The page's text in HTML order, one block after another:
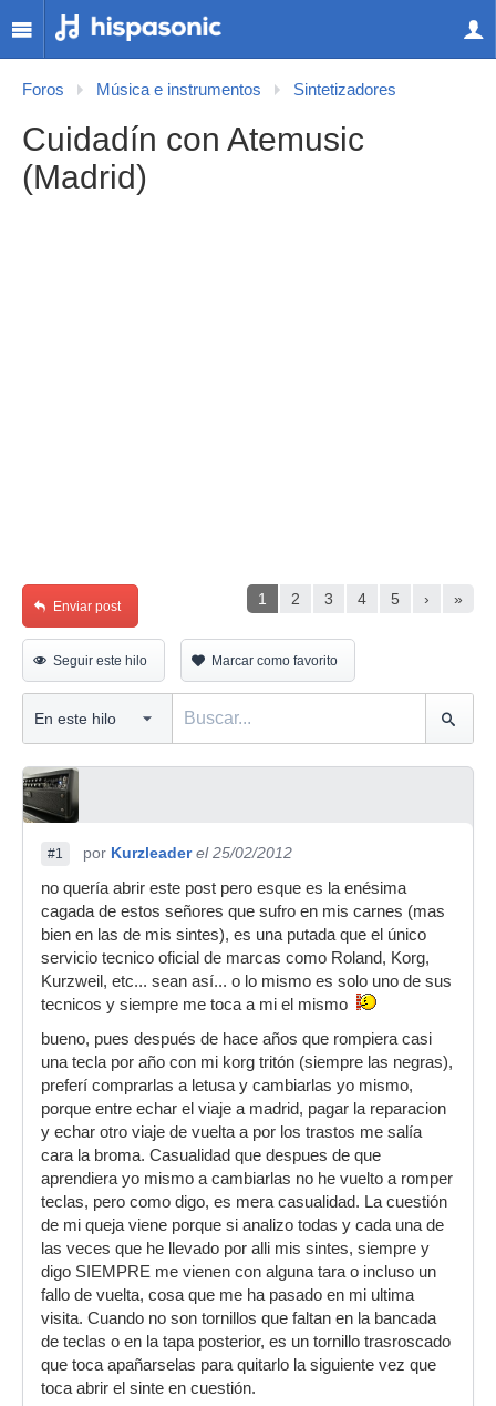
Foros Música e instrumentos Sintetizadores
Cuidadín con Atemusic
(Madrid)
1 2 3 4 5 › »
Enviar post
Seguir este hilo Marcar como favorito
#1 por Kurzleader el 25/02/2012
no quería abrir este post pero esque es la enésima
cagada de estos señores que sufro en mis carnes (mas
bien en las de mis sintes), es una putada que el único
servicio tecnico oficial de marcas como Roland, Korg,
Kurzweil, etc... sean así... o lo mismo es solo uno de sus
tecnicos y siempre me toca a mi el mismo
bueno, pues después de hace años que rompiera casi
una tecla por año con mi korg tritón (siempre las negras),
preferí comprarlas a letusa y cambiarlas yo mismo,
porque entre echar el viaje a madrid, pagar la reparacion
y echar otro viaje de vuelta a por los trastos me salía
cara la broma. Casualidad que despues de que
aprendiera yo mismo a cambiarlas no he vuelto a romper
teclas, pero como digo, es mera casualidad. La cuestión
de mi queja viene porque si analizo todas y cada una de
las veces que he llevado por alli mis sintes, siempre y
digo SIEMPRE me vienen con alguna tara o incluso un
fallo de vuelta, cosa que me ha pasado en mi ultima
visita. Cuando no son tornillos que faltan en la bancada
de teclas o en la tapa posterior, es un tornillo trasroscado
que toca apañarselas para quitarlo la siguiente vez que
toca abrir el sinte en cuestión.